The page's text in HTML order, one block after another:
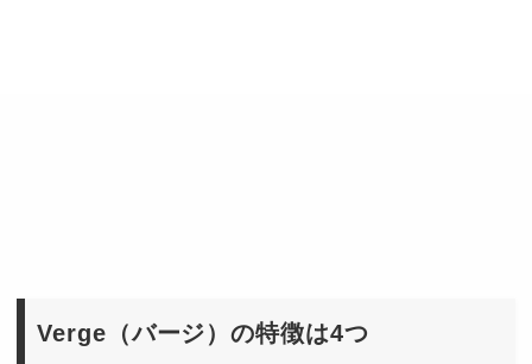
Verge（バージ）の特徴は4つ